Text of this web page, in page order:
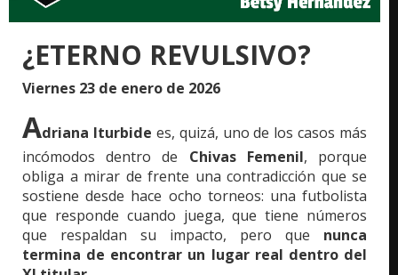
¿ETERNO REVULSIVO?
Viernes 23 de enero de 2026
Adriana Iturbide es, quizá, uno de los casos más
incómodos dentro de Chivas Femenil, porque
obliga a mirar de frente una contradicción que se
sostiene desde hace ocho torneos: una futbolista
que responde cuando juega, que tiene números
que respaldan su impacto, pero que nunca
termina de encontrar un lugar real dentro del